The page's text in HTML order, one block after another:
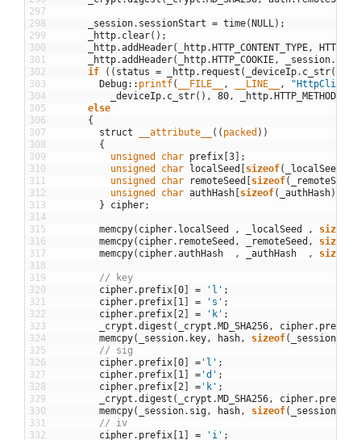
297
298
299
300
301
302
303
304
305
306
307
308
309
310
311
312
313
314
315
316
317
318
319
320
321
322
323
324
325
326
327
328
329
330
331
332
_session. sessionStart = time(NULL ) ;
_http. clear( ) ;
_http.addHeader( _http.HTTP_CONTENT_TYPE ,
_http.addHeader( _http.HTTP_COOKIE , _session.
if
( ( status = _http. request ( _deviceIp. c_str(
Debug:: printf( __FILE__ , __LINE__ ,
_deviceIp. c_str( ) , 80 , _http.
else
{
struct
__attribute__ ( ( packed ) )
{
unsigned
char prefix [3] ;
unsigned
char localSeed [sizeof( _localSeed
unsigned
char remoteSeed [sizeof( _remoteSeed
unsigned
char authHash [sizeof( _authHash)
}
cipher;
memcpy( cipher. localSeed , _localSeed , sizeof
memcpy( cipher. remoteSeed , _remoteSeed , sizeof
memcpy( cipher.authHash , _authHash , sizeof
// key
cipher. prefix [0] = 'l' ;
cipher. prefix [1 ] = 's' ;
cipher. prefix [2 ] = 'k' ;
_crypt .digest ( _crypt .MD_SHA256 , cipher. prefix
memcpy( _session. key , hash , sizeof( _session
// sig
cipher. prefix [0] = 'l' ;
cipher. prefix [1 ] = 'd' ;
cipher. prefix [2 ] = 'k' ;
_crypt .digest ( _crypt .MD_SHA256 , cipher. prefix
memcpy( _session. sig , hash , sizeof( _session
// iv
cipher. prefix [1 ] = 'i' ;